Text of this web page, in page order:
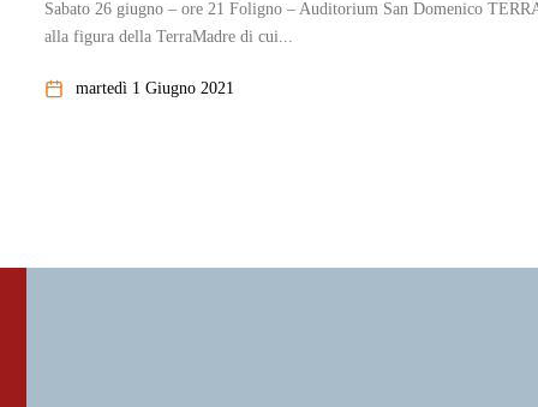
Sabato 26 giugno – ore 21 Foligno – Auditorium San Domenico
alla figura della TerraMadre di cui...
martedì 1 Giugno 2021